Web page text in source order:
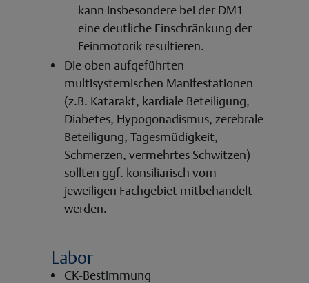
kann insbesondere bei der DM1
eine deutliche Einschränkung der
Feinmotorik resultieren.
Die oben aufgeführten
multisystemischen Manifestationen
(z.B. Katarakt, kardiale Beteiligung,
Diabetes, Hypogonadismus, zerebrale
Beteiligung, Tagesmüdigkeit,
Schmerzen, vermehrtes Schwitzen)
sollten ggf. konsiliarisch vom
jeweiligen Fachgebiet mitbehandelt
werden.
Labor
CK-Bestimmung